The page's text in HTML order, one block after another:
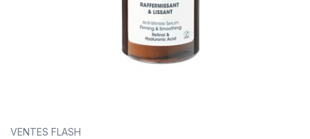
VENTES FLASH